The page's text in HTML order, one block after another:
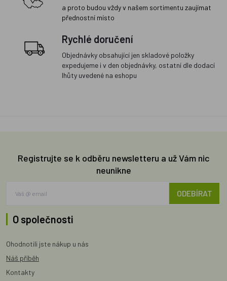
a proto budou vždy v našem sortimentu zaujímat
přednostní místo
Rychlé doručení
Objednávky obsahující jen skladové položky
expedujeme i v den objednávky, ostatní dle dodací
lhůty uvedené na eshopu
Registrujte se k odběru newsletteru a už Vám nic
neunikne
ODEBÍRAT
O společnosti
Ohodnotili jste nákup u nás
Náš příběh
Kontakty